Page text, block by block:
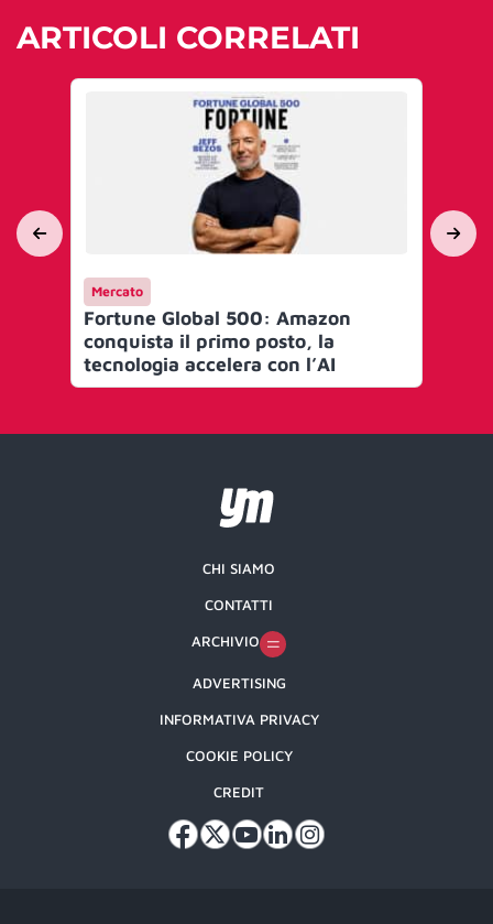
ARTICOLI CORRELATI
Mercato
Fortune Global 500: Amazon
conquista il primo posto, la
tecnologia accelera con l’AI
CHI SIAMO
CONTATTI
ARCHIVIO
ADVERTISING
INFORMATIVA PRIVACY
COOKIE POLICY
CREDIT